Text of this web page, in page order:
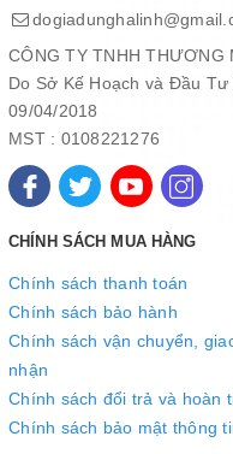
- Trong quá trình sử dụng
trong chảo.
- Không để thức ăn quá 8
được bền.
- Nên thao tác nấu bằng
như đũa gỗ, thìa gỗ...
- Sau khi dùng xong không
- Nên vệ sinh chảo bằng
khô thoáng
- Dùng giấm hoặc chanh
ố bên ngoài
CÔNG TY TNHH THƯƠNG
Do Sở Kế Hoạch và Đầu
09/04/2018
MST : 0108221276
CHÍNH SÁCH MUA HÀNG
Chính sách thanh toán
Chính sách bảo hành
Chính sách vận chuyển,
nhận
Chính sách đổi trả và hoàn
Chính sách bảo mật thông